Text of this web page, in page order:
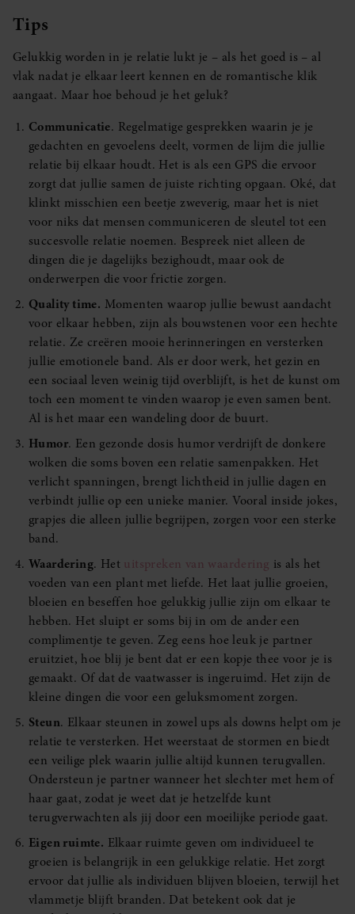
Tips
Gelukkig worden in je relatie lukt je – als het goed is – al
vlak nadat je elkaar leert kennen en de romantische klik
aangaat. Maar hoe behoud je het geluk?
Communicatie. Regelmatige gesprekken waarin je je
gedachten en gevoelens deelt, vormen de lijm die jullie
relatie bij elkaar houdt. Het is als een GPS die ervoor
zorgt dat jullie samen de juiste richting opgaan. Oké, dat
klinkt misschien een beetje zweverig, maar het is niet
voor niks dat mensen communiceren de sleutel tot een
succesvolle relatie noemen. Bespreek niet alleen de
dingen die je dagelijks bezighoudt, maar ook de
onderwerpen die voor frictie zorgen.
Quality time. Momenten waarop jullie bewust aandacht
voor elkaar hebben, zijn als bouwstenen voor een hechte
relatie. Ze creëren mooie herinneringen en versterken
jullie emotionele band. Als er door werk, het gezin en
een sociaal leven weinig tijd overblijft, is het de kunst om
toch een moment te vinden waarop je even samen bent.
Al is het maar een wandeling door de buurt.
Humor. Een gezonde dosis humor verdrijft de donkere
wolken die soms boven een relatie samenpakken. Het
verlicht spanningen, brengt lichtheid in jullie dagen en
verbindt jullie op een unieke manier. Vooral inside jokes,
grapjes die alleen jullie begrijpen, zorgen voor een sterke
band.
Waardering. Het uitspreken van waardering is als het
voeden van een plant met liefde. Het laat jullie groeien,
bloeien en beseffen hoe gelukkig jullie zijn om elkaar te
hebben. Het sluipt er soms bij in om de ander een
complimentje te geven. Zeg eens hoe leuk je partner
eruitziet, hoe blij je bent dat er een kopje thee voor je is
gemaakt. Of dat de vaatwasser is ingeruimd. Het zijn de
kleine dingen die voor een geluksmoment zorgen.
Steun. Elkaar steunen in zowel ups als downs helpt om je
relatie te versterken. Het weerstaat de stormen en biedt
een veilige plek waarin jullie altijd kunnen terugvallen.
Ondersteun je partner wanneer het slechter met hem of
haar gaat, zodat je weet dat je hetzelfde kunt
terugverwachten als jij door een moeilijke periode gaat.
Eigen ruimte. Elkaar ruimte geven om individueel te
groeien is belangrijk in een gelukkige relatie. Het zorgt
ervoor dat jullie als individuen blijven bloeien, terwijl het
vlammetje blijft branden. Dat betekent ook dat je